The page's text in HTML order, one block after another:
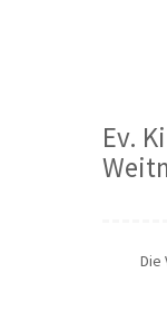
Ev.
Die